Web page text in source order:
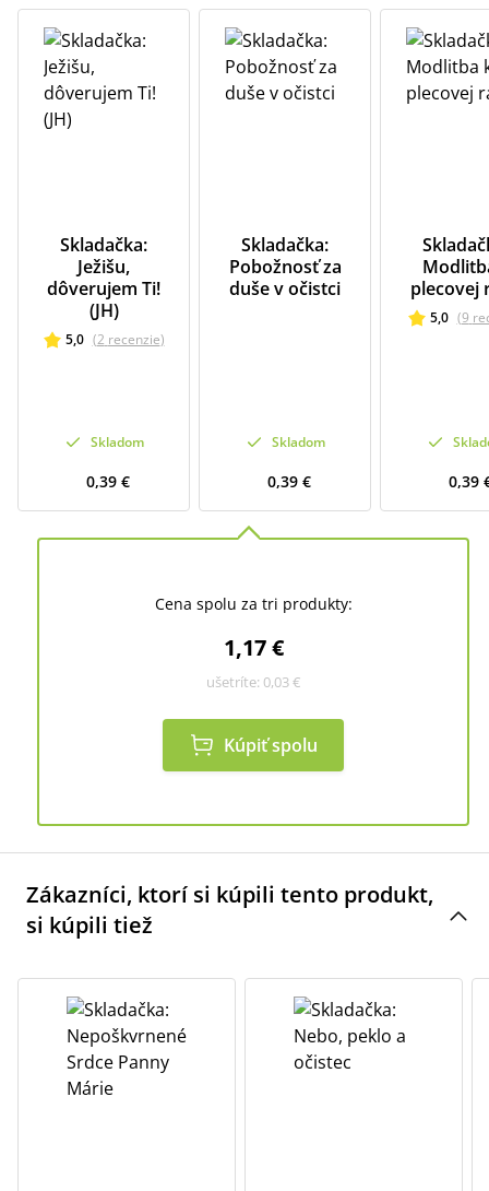
Skladačka:
Ježišu,
dôverujem Ti!
(JH)
5,0 (2 recenzie)
Skladom
0,39 €
Skladačka:
Pobožnosť za
duše v očistci
Skladom
0,39 €
plecovej
5,0 (9
0,39
Cena spolu za tri produkty:
1,17 €
ušetríte: 0,03 €
Kúpiť spolu
Zákazníci, ktorí si kúpili tento produkt,
si kúpili tiež